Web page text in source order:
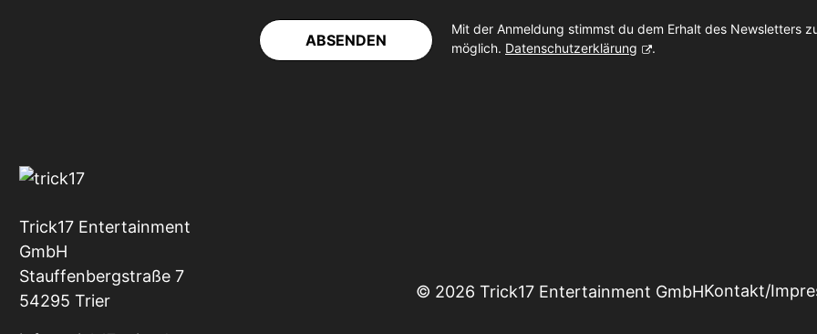
ABSENDEN
Mit der Anmeldung stimmst du dem Erhalt des Newsletters
möglich. Datenschutzerklärung .
Trick17 Entertainment
GmbH
Stauffenbergstraße 7
54295 Trier
© 2026 Trick17 Entertainment GmbHKontakt/